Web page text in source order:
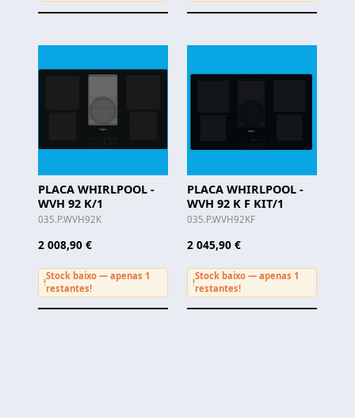
PLACA WHIRLPOOL -
WVH 92 K/1
035.P.WVH92K
2 008,90 €
!
Stock baixo — apenas 1
restantes!
PLACA WHIRLPOOL -
WVH 92 K F KIT/1
035.P.WVH92KF
2 045,90 €
!
Stock baixo — apenas 1
restantes!